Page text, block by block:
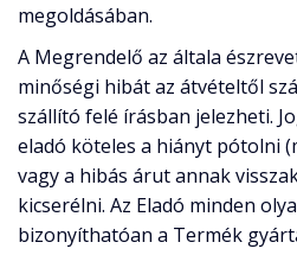
megoldásában.
A Megrendelő az általa
minőségi hibát az átvételtől
szállító felé írásban jelezheti.
eladó köteles a hiányt pótolni
vagy a hibás árut annak
kicserélni. Az Eladó minden
bizonyíthatóan a Termék